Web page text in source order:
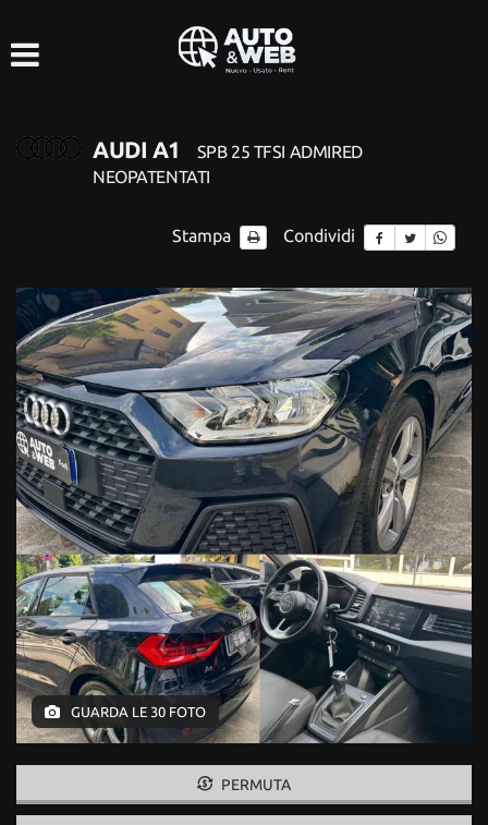
ACQUISTIAMO USATO
CONTATTI
AUDI A1
SPB 25 TFSI ADMIRED
NEOPATENTATI
Stampa Condividi
GUARDA LE 30 FOTO
PERMUTA